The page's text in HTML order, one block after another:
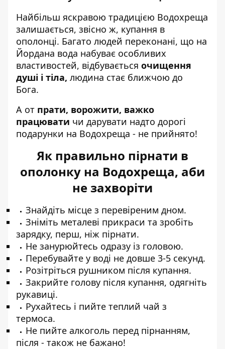
Найбільш яскравою традицією Водохреща
залишається, звісно ж, купання в
ополонці. Багато людей переконані, що на
Йордана вода набуває особливих
властивостей, відбувається очищення
душі і тіла, людина стає ближчою до
Бога.
А от прати, ворожити, важко
працювати чи дарувати надто дорогі
подарунки на Водохреща - не прийнято!
Як правильно пірнати в
ополонку на Водохреща, аби
не захворіти
Знайдіть місце з перевіреним дном.
Зніміть металеві прикраси та зробіть
зарядку, перш, ніж пірнати.
Не занурюйтесь одразу із головою.
Перебувайте у воді не довше 3-5 секунд.
Розітріться рушником після купання.
Закрийте голову після купання, одягніть
рукавиці.
Рухайтесь і пийте теплий чай з
термоса.
Не пийте алкоголь перед пірнанням,
після - також не бажано!